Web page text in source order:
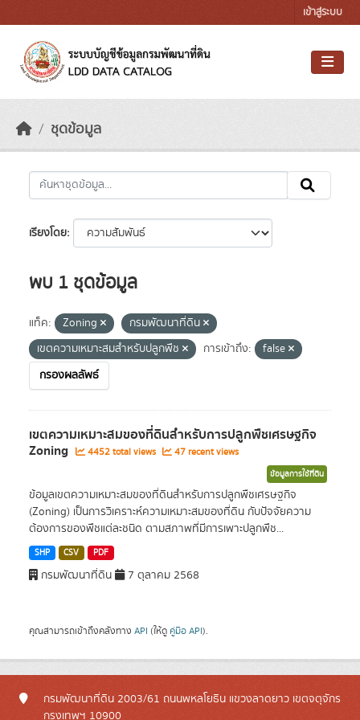
เข้าสู่ระบบ
ชุดข้อมูล
เรียงโดย
พบ 1 ชุดข้อมูล
แท็ค: Zoning
กรมพัฒนาที่ดิน
เขตความเหมาะสมสำหรับปลูกพืช
การเข้าถึง:
false
กรองผลลัพธ์
เขตความเหมาะสมของที่ดินสำหรับการปลูกพืชเศรษฐกิจ
Zoning 4452 total views 47 recent views
ข้อมูลการใช้ที่ดิน
ข้อมูลเขตความเหมาะสมของที่ดินสำหรับการปลูกพืชเศรษฐกิจ
(Zoning) เป็นการวิเคราะห์ความเหมาะสมของที่ดิน กับปัจจัยความ
ต้องการของพืชแต่ละชนิด ตามสภาพที่มีการเพาะปลูกพืช...
SHP CSV PDF
กรมพัฒนาที่ดิน 7 ตุลาคม 2568
คุณสามารถเข้าถึงคลังทาง API (ให้ดู คู่มือ API).
กรมพัฒนาที่ดิน 2003/61 ถนนพหลโยธิน แขวงลาดยาว เขตจตุจักร
กรุงเทพฯ 10900